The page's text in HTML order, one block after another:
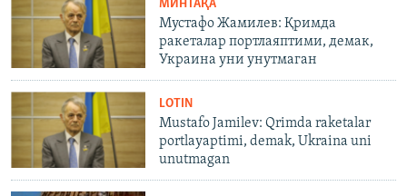
МИНТАҚА
Мустафо Жамилев: Қримда
ракеталар портлаяптими, демак,
Украина уни унутмаган
LOTIN
Mustafo Jamilev: Qrimda raketalar
portlayaptimi, demak, Ukraina uni
unutmagan